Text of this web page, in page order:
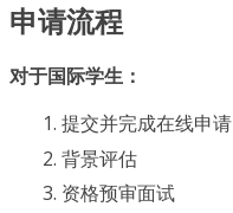
申请流程
对于国际学生：
提交并完成在线申请
背景评估
资格预审面试